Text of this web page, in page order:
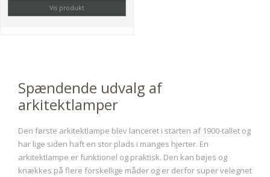
Vis produkt
Spændende udvalg af
arkitektlamper
Den første arkitektlampe blev lanceret i starten af 1900-tallet og
har lige siden haft en stor plads i manges hjerter. En
arkitektlampe er funktionel og praktisk. Den kan bøjes og
knækkes på flere forskellige måder og er derfor super velegnet